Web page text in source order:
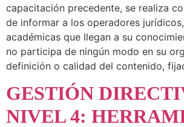
capacitación precedente, se realiza
de informar a los operadores
académicas que llegan a su
no participa de ningún modo en su
definición o calidad del contenido,
GESTIÓN
NIVEL 4: